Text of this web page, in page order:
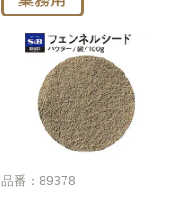
品番：89378